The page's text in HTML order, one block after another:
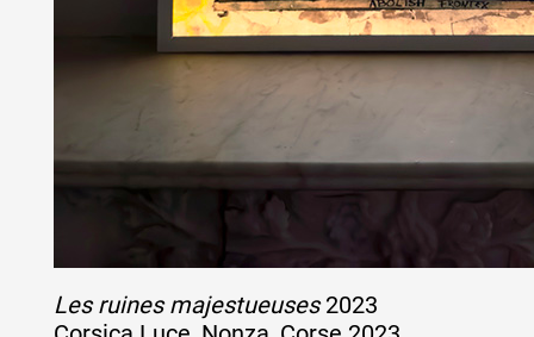
Les ruines majestueuses2023